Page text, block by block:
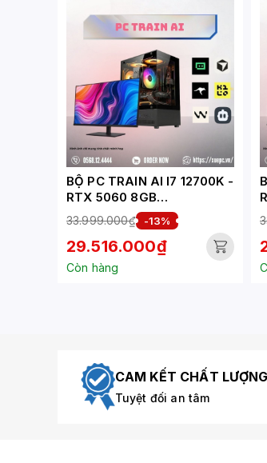
BỘ PC TRAIN AI I7 12700K -
RTX 5060 8GB
(XUEPC064-TA)
33.999.000₫ -13%
29.516.000₫
Còn hàng
CAM KẾT CHẤT LƯỢNG
Tuyệt đối an tâm